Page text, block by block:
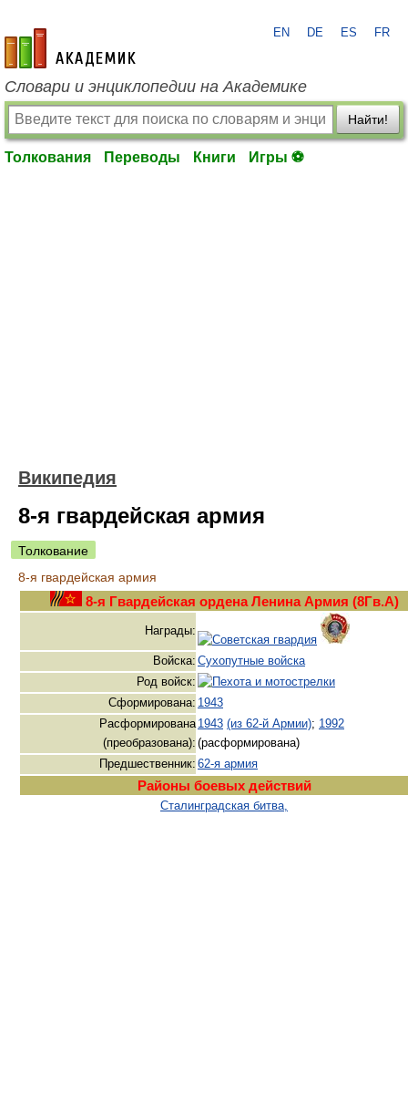
academic.ru
EN DE ES FR
Словари и энциклопедии на Академике
Найти!
Толкования Переводы Книги Игры ⚽
Википедия
8-я гвардейская армия
Толкование
8-я гвардейская армия
8-я Гвардейская ордена Ленина Армия (8Гв.А)
Награды:
Войска: Сухопутные войска
Род войск:
Сформирована: 1943
Расформирована
(преобразована):
1943 (из 62-й Армии); 1992
(расформирована)
Предшественник: 62-я армия
Районы боевых действий
Сталинградская битва,